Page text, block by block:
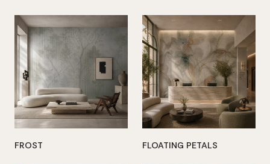
FROST FLOATING PETALS